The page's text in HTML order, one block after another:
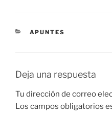
CATEGORÍAS
APUNTES
Deja una respuesta
Tu dirección de correo
Los campos obligatorios